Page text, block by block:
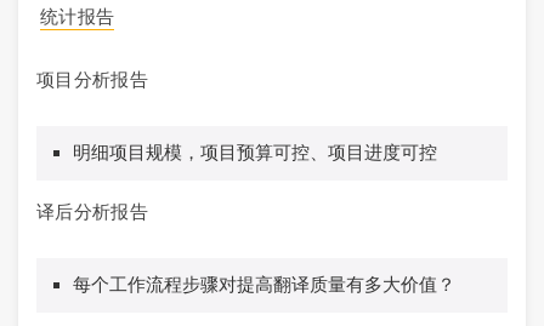
统计报告
项目分析报告
明细项目规模，项目预算可控、项目进度可控
译后分析报告
每个工作流程步骤对提高翻译质量有多大价值？